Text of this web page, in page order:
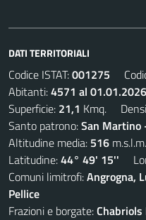
DATI TERRITORIALI
Codice ISTAT:001275
Abitanti:4571 al 01.01.2026
Superficie: 21,1 Kmq.
Santo patrono:San Martino
Altitudine media: 516 m.s.l.m.
Latitudine:44° 49' 15''
Comuni limitrofi:Angrogna,
Pellice
Frazioni e borgate: